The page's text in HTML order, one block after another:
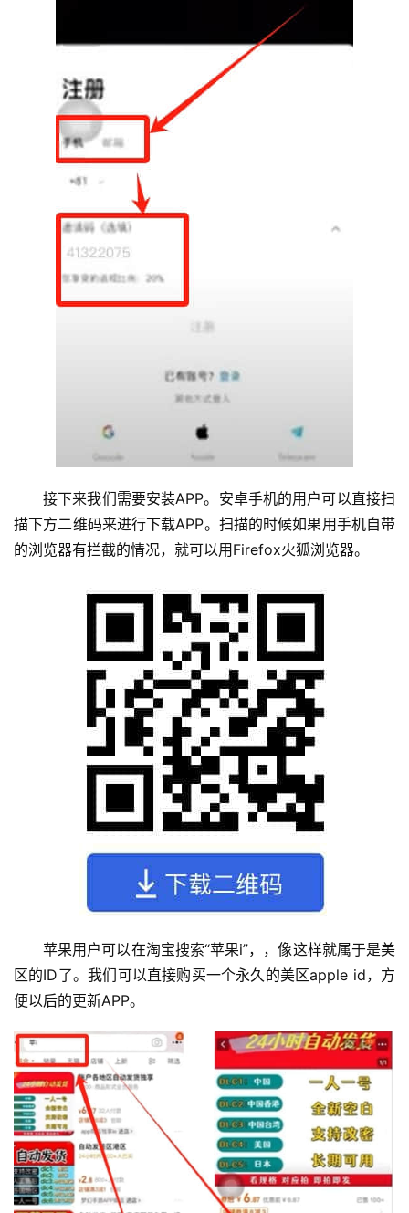
接下来我们需要安装APP。安卓手机的用户可以直接扫
描下方二维码来进行下载APP。扫描的时候如果用手机自带
的浏览器有拦截的情况，就可以用Firefox火狐浏览器。
苹果用户可以在淘宝搜索“苹果i”，，像这样就属于是美
区的ID了。我们可以直接购买一个永久的美区apple id，方
便以后的更新APP。